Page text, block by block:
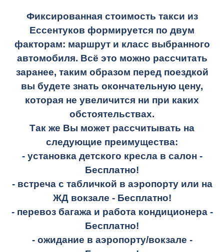
Фиксированная стоимость такси из
Ессентуков формируется по двум
факторам: маршрут и класс выбранного
автомобиля. Всё это можно рассчитать
заранее, таким образом перед поездкой
вы будете знать окончательную цену,
которая не увеличится ни при каких
обстоятельствах.
Так же Вы может рассчитывать на
следующие преимущества:
- установка детского кресла в салон -
Бесплатно!
- встреча с табличкой в аэропорту или на
ЖД вокзале - Бесплатно!
- перевоз багажа и работа кондиционера -
Бесплатно!
- ожидание в аэропорту/вокзале -